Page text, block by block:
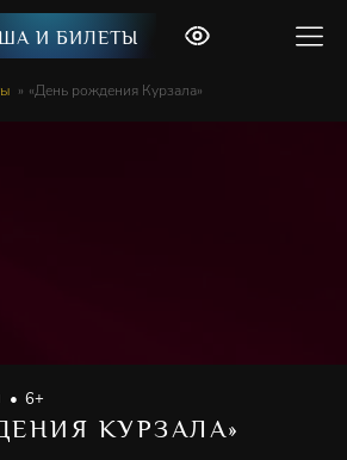
И БИЛЕТЫ
«День рождения Курзала»
6+
КУРЗАЛА»